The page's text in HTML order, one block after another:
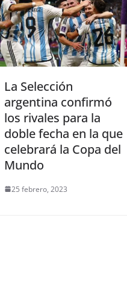
La Selección
argentina confirmó
los rivales para la
doble fecha en la que
celebrará la Copa del
Mundo
25 febrero, 2023